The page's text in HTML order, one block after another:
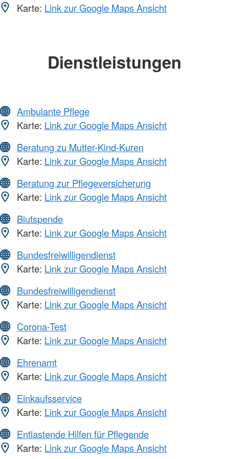
Karte: Link zur Google Maps Ansicht
Dienstleistungen
Ambulante Pflege
Karte: Link zur Google Maps Ansicht
Beratung zu Mutter-Kind-Kuren
Karte: Link zur Google Maps Ansicht
Beratung zur Pflegeversicherung
Karte: Link zur Google Maps Ansicht
Blutspende
Karte: Link zur Google Maps Ansicht
Bundesfreiwilligendienst
Karte: Link zur Google Maps Ansicht
Bundesfreiwilligendienst
Karte: Link zur Google Maps Ansicht
Corona-Test
Karte: Link zur Google Maps Ansicht
Ehrenamt
Karte: Link zur Google Maps Ansicht
Einkaufsservice
Karte: Link zur Google Maps Ansicht
Entlastende Hilfen für Pflegende
Karte: Link zur Google Maps Ansicht